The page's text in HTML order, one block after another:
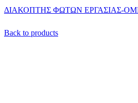
ΔΙΑΚΟΠΤΗΣ ΦΩΤΩΝ ΕΡΓΑΣΙΑΣ-
Back to products